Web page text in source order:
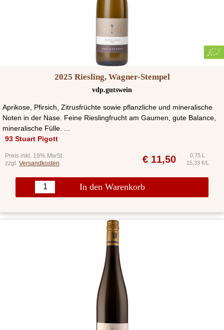
2025 Riesling, Wagner-Stempel
vdp.gutswein
Aprikose, Pfirsich, Zitrusfrüchte sowie pflanzliche und mineralische
Noten in der Nase. Feine Rieslingfrucht am Gaumen, gute Balance,
mineralische Fülle. ...
93 Stuart Pigott
Preis inkl. 19% MwSt.
zzgl. Versandkosten € 11,50
0,75 L
15,33 €/L
In den Warenkorb